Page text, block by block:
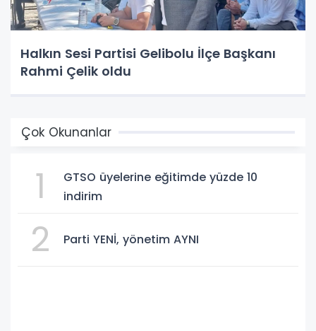
Halkın Sesi Partisi Gelibolu İlçe Başkanı
Rahmi Çelik oldu
Çok Okunanlar
1
GTSO üyelerine eğitimde yüzde 10
indirim
2 Parti YENİ, yönetim AYNI